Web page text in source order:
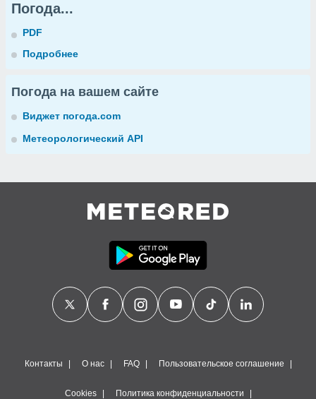
Погода...
PDF
Подробнее
Погода на вашем сайте
Виджет погода.com
Метеорологический API
Контакты О нас FAQ Пользовательское соглашение
Cookies Политика конфиденциальности